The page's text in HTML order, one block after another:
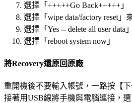
選擇「+++++Go Back+++++」
選擇「wipe data/factory reset
選擇「Yes -- delete all user data」
選擇「reboot system now」
將Recovery還原回原廠
重開機後不要輸入帳號，一路按【
接著用USB線將手機與電腦連接，選